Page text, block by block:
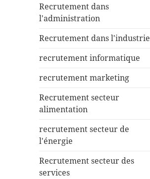
Recrutement dans
l'administration
Recrutement dans l'industrie
recrutement informatique
recrutement marketing
Recrutement secteur
alimentation
recrutement secteur de
l'énergie
Recrutement secteur des
services